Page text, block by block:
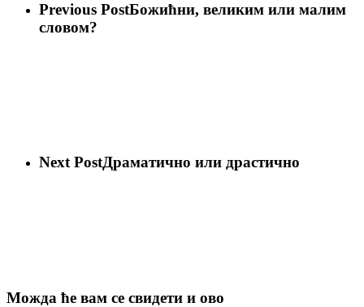
Previous PostБожићни, великим или малим
словом?
Next PostДраматично или драстично
Можда ће вам се свидети и ово